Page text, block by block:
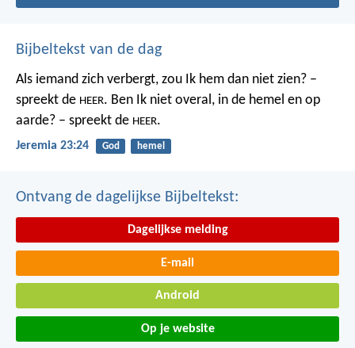
Bijbeltekst van de dag
Als iemand zich verbergt, zou Ik hem dan niet zien? –
spreekt de HEER. Ben Ik niet overal, in de hemel en op
aarde? – spreekt de HEER.
Jeremia 23:24 God hemel
Ontvang de dagelijkse Bijbeltekst:
Dagelijkse melding
E-mail
Android
Op je website